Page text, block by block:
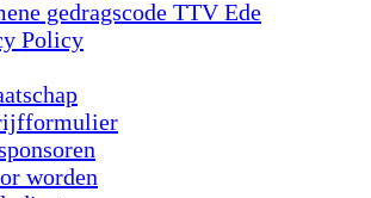
gedragscode TTV Ede
Policy
worden